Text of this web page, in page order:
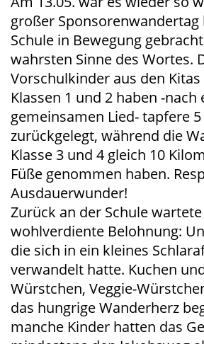
großer Sponsorenwandertag
Schule in Bewegung
wahrsten Sinne des Wortes.
Vorschulkinder aus den
Klassen 1 und 2 haben -nach
gemeinsamen Lied- tapfere
zurückgelegt, während die
Klasse 3 und 4 gleich 10
Füße genommen haben.
Ausdauerwunder!
Zurück an der Schule
wohlverdiente Belohnung:
die sich in ein kleines
verwandelt hatte. Kuchen
Würstchen, Veggie-
das hungrige Wanderherz
manche Kinder hatten das